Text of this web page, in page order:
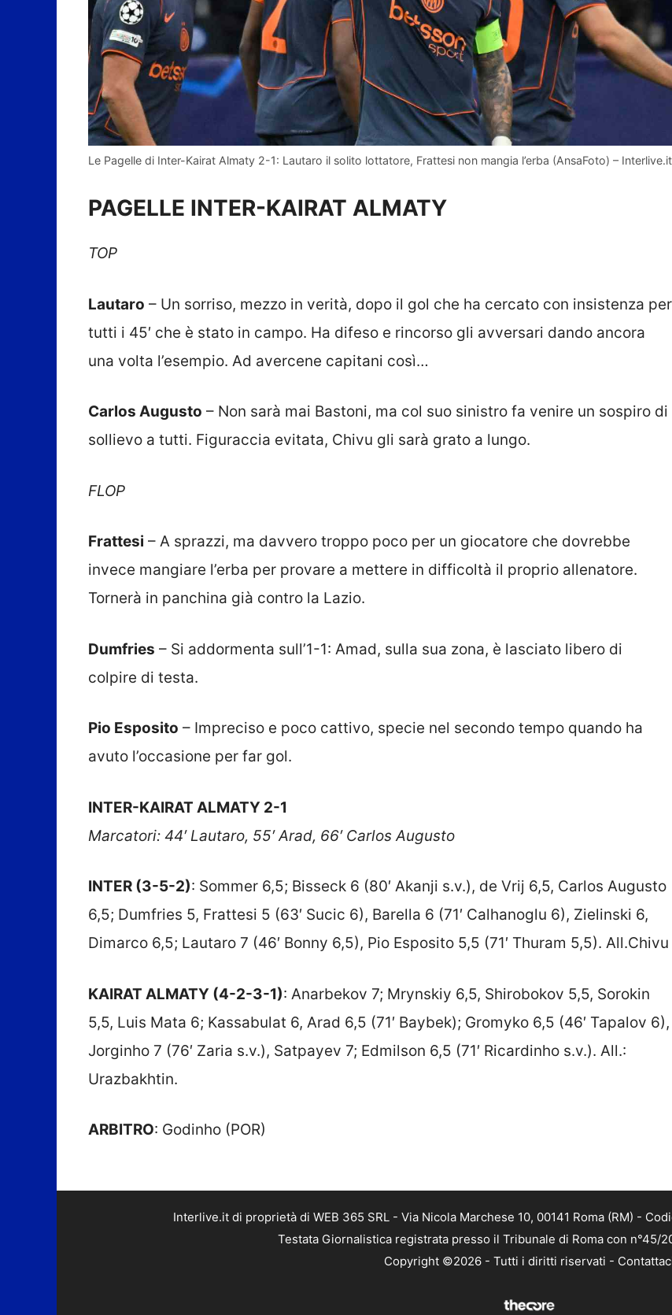
Le Pagelle di Inter-Kairat Almaty 2-1: Lautaro il solito lottatore, Frattesi non mangia l’erba (AnsaFoto) – Interlive.it
PAGELLE INTER-KAIRAT ALMATY
TOP
Lautaro – Un sorriso, mezzo in verità, dopo il gol che ha cercato con insistenza per
tutti i 45′ che è stato in campo. Ha difeso e rincorso gli avversari dando ancora
una volta l’esempio. Ad avercene capitani così…
Carlos Augusto – Non sarà mai Bastoni, ma col suo sinistro fa venire un sospiro di
sollievo a tutti. Figuraccia evitata, Chivu gli sarà grato a lungo.
FLOP
Frattesi – A sprazzi, ma davvero troppo poco per un giocatore che dovrebbe
invece mangiare l’erba per provare a mettere in difficoltà il proprio allenatore.
Tornerà in panchina già contro la Lazio.
Dumfries – Si addormenta sull’1-1: Amad, sulla sua zona, è lasciato libero di
colpire di testa.
Pio Esposito – Impreciso e poco cattivo, specie nel secondo tempo quando ha
avuto l’occasione per far gol.
INTER-KAIRAT ALMATY 2-1
Marcatori: 44′ Lautaro, 55′ Arad, 66′ Carlos Augusto
INTER (3-5-2): Sommer 6,5; Bisseck 6 (80′ Akanji s.v.), de Vrij 6,5, Carlos Augusto
6,5; Dumfries 5, Frattesi 5 (63′ Sucic 6), Barella 6 (71′ Calhanoglu 6), Zielinski 6,
Dimarco 6,5; Lautaro 7 (46′ Bonny 6,5), Pio Esposito 5,5 (71′ Thuram 5,5). All.Chivu
KAIRAT ALMATY (4-2-3-1): Anarbekov 7; Mrynskiy 6,5, Shirobokov 5,5, Sorokin
5,5, Luis Mata 6; Kassabulat 6, Arad 6,5 (71′ Baybek); Gromyko 6,5 (46′ Tapalov 6),
Jorginho 7 (76′ Zaria s.v.), Satpayev 7; Edmilson 6,5 (71′ Ricardinho s.v.). All.:
Urazbakhtin.
ARBITRO: Godinho (POR)
Interlive.it di proprietà di WEB 365 SRL - Via Nicola Marchese 10, 00141 Roma (RM) -
Testata Giornalistica registrata presso il Tribunale di Roma con n°45/
Copyright ©2026 - Tutti i diritti riservati -